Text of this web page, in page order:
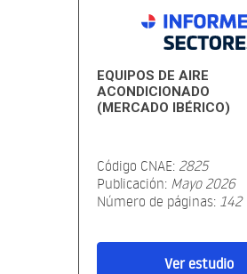
EQUIPOS DE AIRE
ACONDICIONADO
(MERCADO IBÉRICO)
Código CNAE: 2825
Publicación: Mayo 2026
Número de páginas: 142
Ver estudio